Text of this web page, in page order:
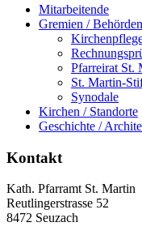
(Primary)
Zweit-
Sidebar
(Secondary)
Mitarbeitende
Gremien / Behörden
Pfarreirat St.
St. Martin-
Synodale
Kirchen / Standorte
Geschichte /
Footer
Kontakt
Kath. Pfarramt St. Martin
Reutlingerstrasse 52
8472 Seuzach